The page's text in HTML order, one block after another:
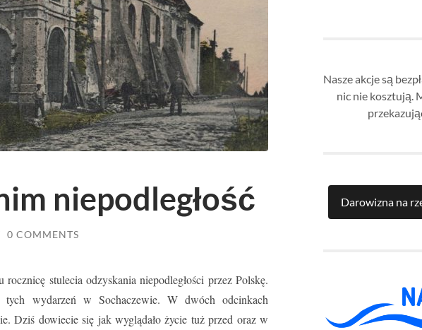
niepodległość
0 COMMENTS
stulecia odzyskania niepodległości przez Polskę.
wydarzeń w Sochaczewie. W dwóch odcinkach
Dziś dowiecie się jak wyglądało życie tuż przed oraz w
Nasze akcje są
nic nie kosztują.
Darowizna na